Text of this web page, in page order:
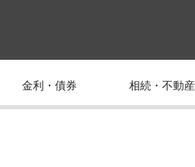
金利・債券 相続・不動産